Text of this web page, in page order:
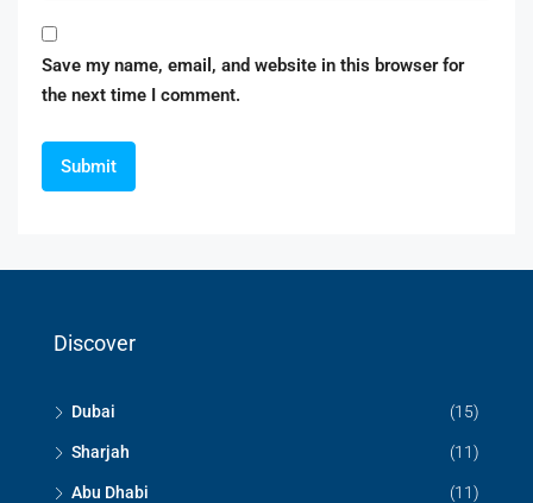
Save my name, email, and website in this browser for
the next time I comment.
Discover
Dubai (15)
Sharjah (11)
Abu Dhabi (11)